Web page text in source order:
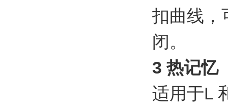
扣曲线，
闭。
3 热记忆
适用于L